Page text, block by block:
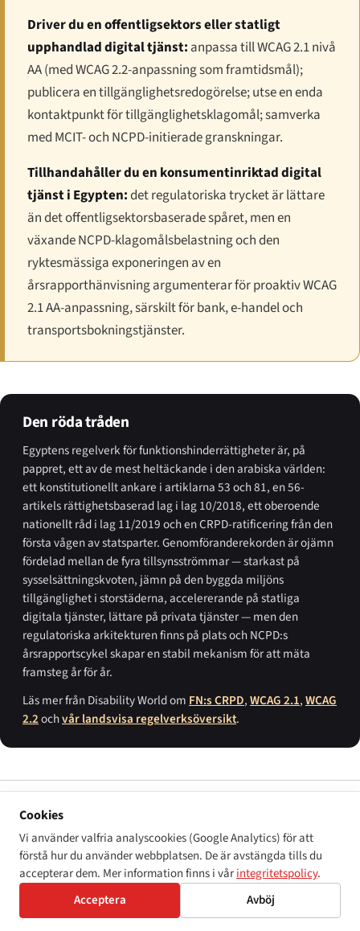
Driver du en offentligsektors eller statligt
upphandlad digital tjänst: anpassa till WCAG 2.1 nivå
AA (med WCAG 2.2-anpassning som framtidsmål);
publicera en tillgänglighetsredogörelse; utse en enda
kontaktpunkt för tillgänglighetsklagomål; samverka
med MCIT- och NCPD-initierade granskningar.
Tillhandahåller du en konsumentinriktad digital
tjänst i Egypten:det regulatoriska trycket är lättare
än det offentligsektorsbaserade spåret, men en
växande NCPD-klagomålsbelastning och den
ryktesmässiga exponeringen av en
årsrapporthänvisning argumenterar för proaktiv WCAG
2.1 AA-anpassning, särskilt för bank, e-handel och
transportsbokningstjänster.
Den röda tråden
Egyptens regelverk för funktionshinderrättigheter är, på
pappret, ett av de mest heltäckande i den arabiska världen:
ett konstitutionellt ankare i artiklarna 53 och 81, en 56-
artikels rättighetsbaserad lag i lag 10/2018, ett oberoende
nationellt råd i lag 11/2019 och en CRPD-ratificering från den
första vågen av statsparter. Genomföranderekorden är ojämn
fördelad mellan de fyra tillsynsströmmar — starkast på
sysselsättningskvoten, jämn på den byggda miljöns
tillgänglighet i storstäderna, accelererande på statliga
digitala tjänster, lättare på privata tjänster — men den
regulatoriska arkitekturen finns på plats och NCPD:s
årsrapportscykel skapar en stabil mekanism för att mäta
framsteg år för år.
Läs mer från Disability World om FN:s CRPD,WCAG 2.1,WCAG
2.2ochvår landsvisa regelverksöversikt.
PRIMÄRKÄLLOR
Konstitution för Arabrepubliken Egypten (دستور جمهورية مصر
العربية ), antagen den 18 januari 2014, artiklarna 53 och 81.
Lag om rättigheter för personer med funktionsnedsättning (قانون
حقوق الأشخاص ذوي الإعاقة), lag 10 från 2018,Officiell tidningnr 7
(bis) den 19 februari 2018.
Lag om nationella rådet för personer med funktionsnedsättning (قانون
Cookies
Vi använder valfria analyscookies (Google Analytics) för att
förstå hur du använder webbplatsen. De är avstängda tills du
accepterar dem. Mer information finns i vårintegritetspolicy.
Acceptera
Avböj